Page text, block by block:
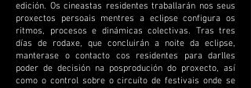
edición. Os cineastas residentes traballarán nos seus
proxectos persoais mentres a eclipse configura os
ritmos, procesos e dinámicas colectivas. Tras tres
días de rodaxe, que concluirán a noite da eclipse,
manterase o contacto cos residentes para darlles
poder de decisión na posprodución do proxecto, así
como o control sobre o circuíto de festivais onde se